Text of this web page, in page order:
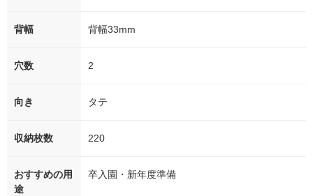
背幅 背幅33mm
穴数 2
向き タテ
収納枚数 220
おすすめの用
途
卒入園・新年度準備